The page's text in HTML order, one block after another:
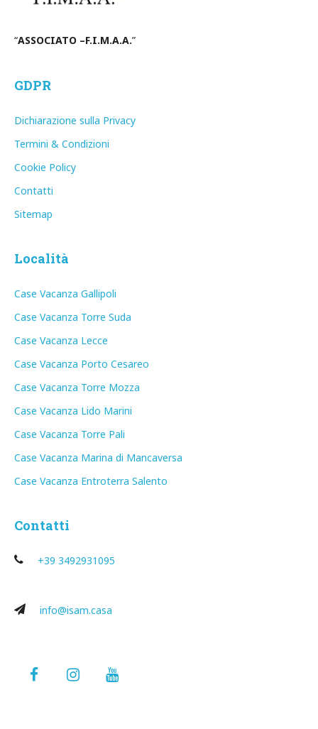
“ASSOCIATO –F.I.M.A.A.”
GDPR
Dichiarazione sulla Privacy
Termini & Condizioni
Cookie Policy
Contatti
Sitemap
Località
Case Vacanza Gallipoli
Case Vacanza Torre Suda
Case Vacanza Lecce
Case Vacanza Porto Cesareo
Case Vacanza Torre Mozza
Case Vacanza Lido Marini
Case Vacanza Torre Pali
Case Vacanza Marina di Mancaversa
Case Vacanza Entroterra Salento
Contatti
+39 3492931095
info@isam.casa